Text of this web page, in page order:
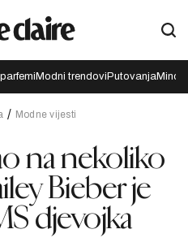
Modni trendovi Putovanja
Modne vijesti
na nekoliko
Bieber je
djevojka